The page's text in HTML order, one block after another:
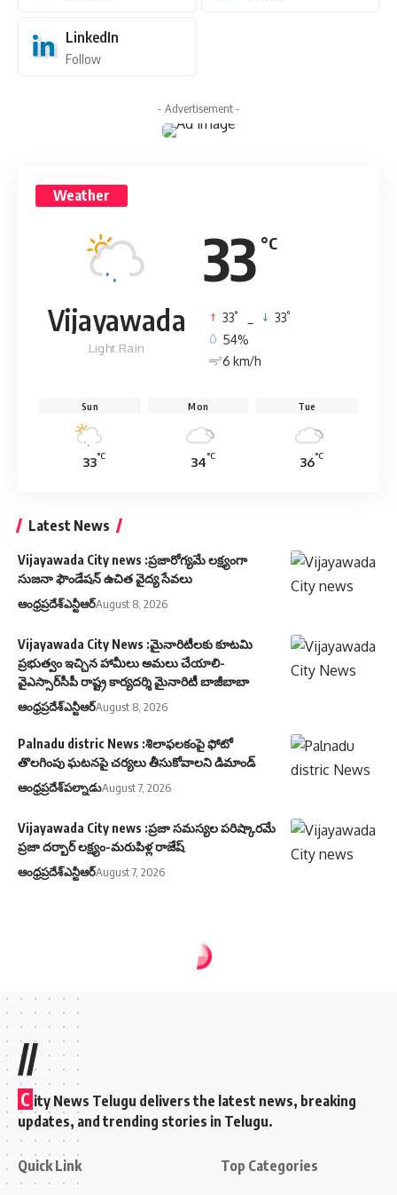
LinkedIn
Follow
- Advertisement -
Weather
33 °C
Vijayawada
Light Rain
33° 33°
54%
6 km/h
Sun
33°C
Mon
34°C
Tue
36°C
Latest News
Vijayawada City news :ప్రజారోగ్యమే లక్ష్యంగా
సుజనా ఫౌండేషన్ ఉచిత వైద్య సేవలు
ఆంధ్రప్రదేశ్ఎన్టీఆర్August 8, 2026
Vijayawada City News :మైనారిటీలకు కూటమి
ప్రభుత్వం ఇచ్చిన హామీలు అమలు చేయాలి-
వైఎస్సార్‌సీపీ రాష్ట్ర కార్యదర్శి మైనారిటీ బాజీబాబా
ఆంధ్రప్రదేశ్ఎన్టీఆర్August 8, 2026
Palnadu distric News :శిలాఫలకంపై ఫోటో
తొలగింపు ఘటనపై చర్యలు తీసుకోవాలని డిమాండ్
ఆంధ్రప్రదేశ్పల్నాడుAugust 7, 2026
Vijayawada City news :ప్రజా సమస్యల పరిష్కారమే
ప్రజా దర్బార్ లక్ష్యం-మరుపిళ్ల రాజేష్
ఆంధ్రప్రదేశ్ఎన్టీఆర్August 7, 2026
//
C ity News Telugu delivers the latest news, breaking
updates, and trending stories in Telugu.
Quick Link Top Categories